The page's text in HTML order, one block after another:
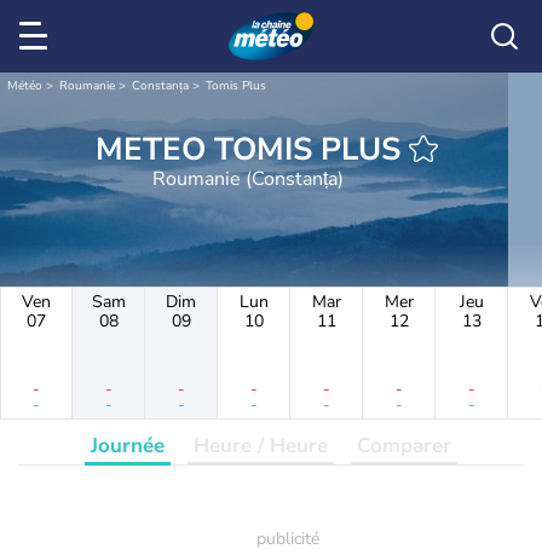
Météo Roumanie Constanța Tomis Plus
METEO TOMIS PLUS
Roumanie (Constanța)
Ven
07
-
-
Sam
08
-
-
Dim
09
-
-
Lun
10
-
-
Mar
11
-
-
Mer
12
-
-
Jeu
13
-
-
Journée Heure / Heure Comparer